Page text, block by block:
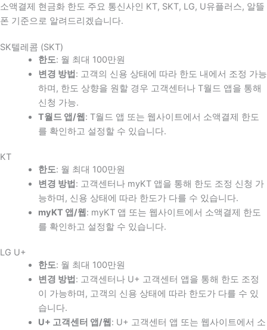
소액결제 현금화 한도 주요 통신사인 KT, SKT, LG, U유플러스, 알뜰
폰 기준으로 알려드리겠습니다.
SK텔레콤 (SKT)
한도: 월 최대 100만원
변경 방법 : 고객의 신용 상태에 따라 한도 내에서 조정 가능
하며, 한도 상향을 원할 경우 고객센터나 T월드 앱을 통해
신청 가능.
T월드 앱/웹 : T월드 앱 또는 웹사이트에서 소액결제 한도
를 확인하고 설정할 수 있습니다.
KT
한도: 월 최대 100만원
변경 방법 : 고객센터나 myKT 앱을 통해 한도 조정 신청 가
능하며, 신용 상태에 따라 한도가 다를 수 있습니다.
myKT 앱/웹 : myKT 앱 또는 웹사이트에서 소액결제 한도
를 확인하고 설정할 수 있습니다.
LG U+
한도: 월 최대 100만원
변경 방법 : 고객센터나 U+ 고객센터 앱을 통해 한도 조정
이 가능하며, 고객의 신용 상태에 따라 한도가 다를 수 있
습니다.
U+ 고객센터 앱/웹 : U+ 고객센터 앱 또는 웹사이트에서 소